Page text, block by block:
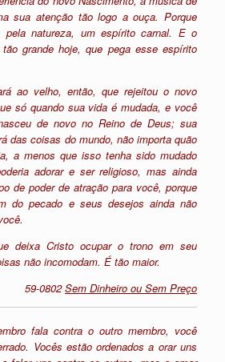
sua atenção tão logo a ouça. Porque
pela natureza, um espírito carnal. E o
grande hoje, que pega esse espírito
ao velho, então, que rejeitou o novo
só quando sua vida é mudada, e você
de novo no Reino de Deus; sua
das coisas do mundo, não importa quão
a menos que isso tenha sido mudado
adorar e ser religioso, mas ainda
de poder de atração para você, porque
do pecado e seus desejos ainda não
deixa Cristo ocupar o trono em seu
não incomodam. É tão maior.
59-0802Sem Dinheiro ou Sem Preço
fala contra o outro membro, você
Vocês estão ordenados a orar uns